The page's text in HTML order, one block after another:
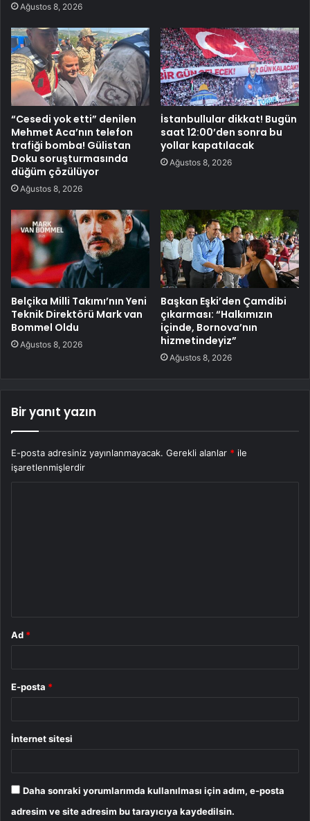
Ağustos 8, 2026
“Cesedi yok etti” denilen
Mehmet Aca’nın telefon
trafiği bomba! Gülistan
Doku soruşturmasında
düğüm çözülüyor
Ağustos 8, 2026
İstanbullular dikkat! Bugün
saat 12:00’den sonra bu
yollar kapatılacak
Ağustos 8, 2026
Belçika Milli Takımı’nın Yeni
Teknik Direktörü Mark van
Bommel Oldu
Ağustos 8, 2026
Başkan Eşki’den Çamdibi
çıkarması: “Halkımızın
içinde, Bornova’nın
hizmetindeyiz”
Ağustos 8, 2026
Bir yanıt yazın
E-posta adresiniz yayınlanmayacak. Gerekli alanlar * ile
işaretlenmişlerdir
Ad *
E-posta *
İnternet sitesi
Daha sonraki yorumlarımda kullanılması için adım, e-posta
adresim ve site adresim bu tarayıcıya kaydedilsin.